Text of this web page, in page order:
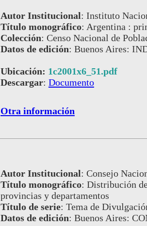
Autor Institucional: Instituto
Título monográfico: Argentina :
Colección: Censo Nacional de
Datos de edición: Buenos Aires:
Ubicación: 1c2001x6_51.pdf
Descargar: Documento
Otra información
Autor Institucional: Consejo
Título monográfico: Distribución
provincias y departamentos
Título de serie: Tema de
Datos de edición: Buenos Aires: